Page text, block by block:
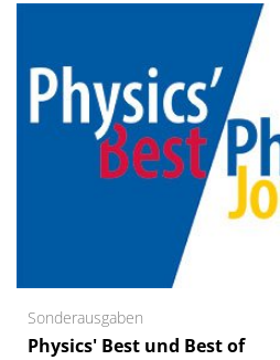
Sonderausgaben
Physics' Best und Best of